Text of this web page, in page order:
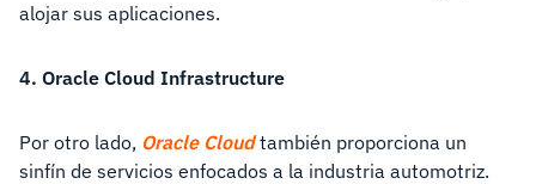
alojar sus aplicaciones.
4. Oracle Cloud Infrastructure
Por otro lado, Oracle Cloudtambién proporciona un
sinfín de servicios enfocados a la industria automotriz.